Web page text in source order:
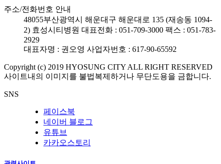
주소/전화번호 안내
48055부산광역시 해운대구 해운대로 135 (재송동 1094-
2) 효성시티병원 대표전화 : 051-709-3000 팩스 : 051-783-
2929
대표자명 : 권오영 사업자번호 : 617-90-65592
Copyright (c) 2019 HYOSUNG CITY ALL RIGHT RESERVED
사이트내의 이미지를 불법복제하거나 무단도용을 금합니다.
SNS
페이스북
네이버 블로그
유튜브
카카오스토리